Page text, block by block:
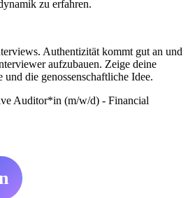
zu erfahren.
Authentizität kommt gut an und
aufzubauen. Zeige deine
die genossenschaftliche Idee.
Auditor*in (m/w/d) - Financial